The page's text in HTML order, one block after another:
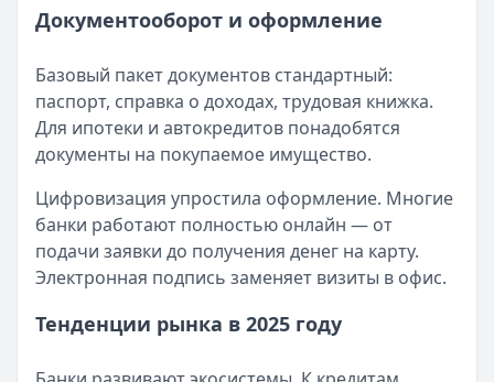
Документооборот и оформление
Базовый пакет документов стандартный:
паспорт, справка о доходах, трудовая книжка.
Для ипотеки и автокредитов понадобятся
документы на покупаемое имущество.
Цифровизация упростила оформление. Многие
банки работают полностью онлайн — от
подачи заявки до получения денег на карту.
Электронная подпись заменяет визиты в офис.
Тенденции рынка в 2025 году